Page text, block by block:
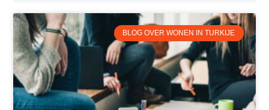
BLOG OVER WONEN IN TURKIJE